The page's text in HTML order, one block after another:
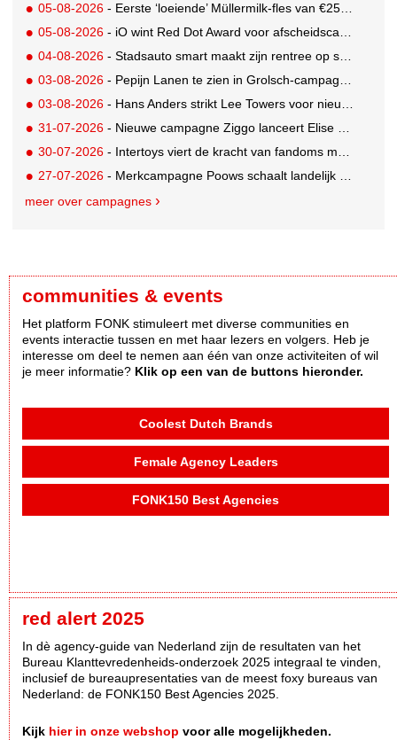
05-08-2026 - Eerste ‘loeiende’ Müllermilk-fles van €25.000,- gevonden
05-08-2026 - iO wint Red Dot Award voor afscheidscampagne Peter Houtman bij Feyenoord
04-08-2026 - Stadsauto smart maakt zijn rentree op straat met een wereldwijde muurschilderingcampagne
03-08-2026 - Pepijn Lanen te zien in Grolsch-campagne voor nieuwe Grolsch CAL
03-08-2026 - Hans Anders strikt Lee Towers voor nieuwe campagne
31-07-2026 - Nieuwe campagne Ziggo lanceert Elise Schaap als expert over de Nederlandse voetbalbeleving
30-07-2026 - Intertoys viert de kracht van fandoms met nieuwe social media campagne rondom Olivia Rodrigo
27-07-2026 - Merkcampagne Poows schaalt landelijk op met gerichte Out of Home strategie
meer over campagnes
communities & events
Het platform FONK stimuleert met diverse communities en
events interactie tussen en met haar lezers en volgers. Heb je
interesse om deel te nemen aan één van onze activiteiten of wil
je meer informatie? Klik op een van de buttons hieronder.
Coolest Dutch Brands
Female Agency Leaders
FONK150 Best Agencies
red alert 2025
In dè agency-guide van Nederland zijn de resultaten van het
Bureau Klanttevredenheids-onderzoek 2025 integraal te vinden,
inclusief de bureaupresentaties van de meest foxy bureaus van
Nederland: de FONK150 Best Agencies 2025.
Kijk hier in onze webshop voor alle mogelijkheden.